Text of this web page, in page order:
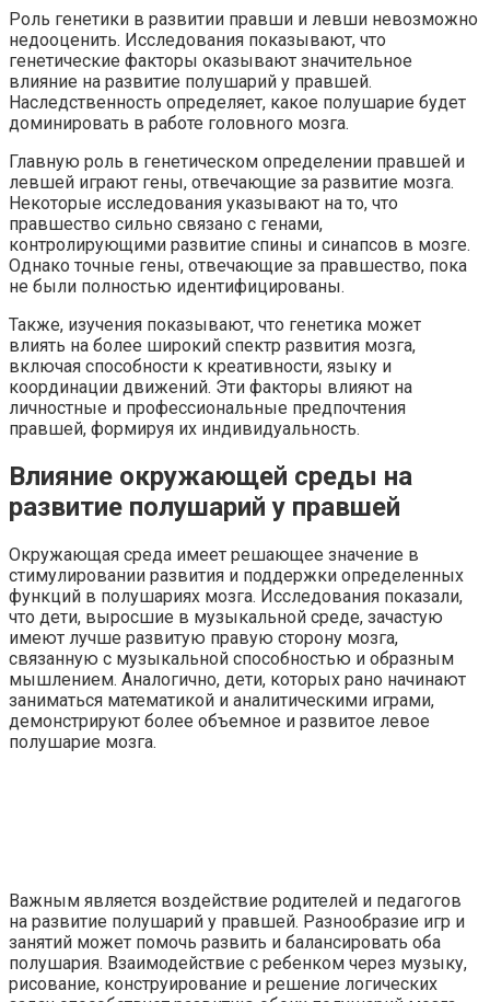
Роль генетики в развитии правши и левши невозможно
недооценить. Исследования показывают, что
генетические факторы оказывают значительное
влияние на развитие полушарий у правшей.
Наследственность определяет, какое полушарие будет
доминировать в работе головного мозга.
Главную роль в генетическом определении правшей и
левшей играют гены, отвечающие за развитие мозга.
Некоторые исследования указывают на то, что
правшество сильно связано с генами,
контролирующими развитие спины и синапсов в мозге.
Однако точные гены, отвечающие за правшество, пока
не были полностью идентифицированы.
Также, изучения показывают, что генетика может
влиять на более широкий спектр развития мозга,
включая способности к креативности, языку и
координации движений. Эти факторы влияют на
личностные и профессиональные предпочтения
правшей, формируя их индивидуальность.
Влияние окружающей среды на
развитие полушарий у правшей
Окружающая среда имеет решающее значение в
стимулировании развития и поддержки определенных
функций в полушариях мозга. Исследования показали,
что дети, выросшие в музыкальной среде, зачастую
имеют лучше развитую правую сторону мозга,
связанную с музыкальной способностью и образным
мышлением. Аналогично, дети, которых рано начинают
заниматься математикой и аналитическими играми,
демонстрируют более объемное и развитое левое
полушарие мозга.
Важным является воздействие родителей и педагогов
на развитие полушарий у правшей. Разнообразие игр и
занятий может помочь развить и балансировать оба
полушария. Взаимодействие с ребенком через музыку,
рисование, конструирование и решение логических